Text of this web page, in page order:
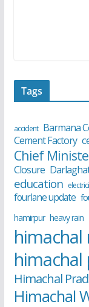
Tags
accident Barmana
Cement Factory
Chief
Closure
education
fourlane update
hamirpur heavy rain
himachal
himachal
Himachal
Himachal